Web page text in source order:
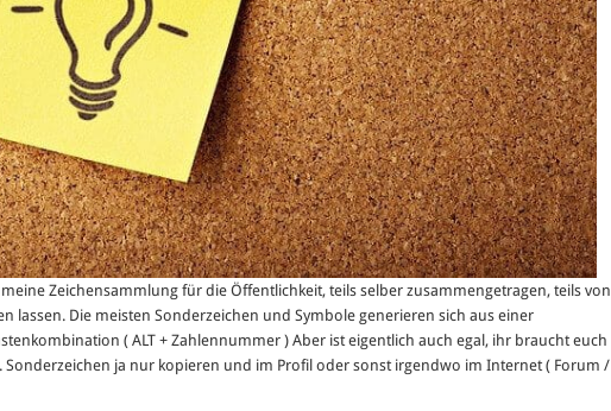
Zeichensammlung für die Öffentlichkeit, teils selber zusammengetragen, teils von
lassen. Die meisten Sonderzeichen und Symbole generieren sich aus einer
( ALT + Zahlennummer ) Aber ist eigentlich auch egal, ihr braucht euch
Sonderzeichen ja nur kopieren und im Profil oder sonst irgendwo im Internet ( Forum /